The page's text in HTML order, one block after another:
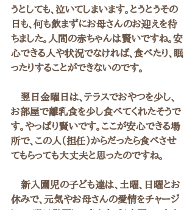
うとしても、泣いてしまいます。とうとうその
日も、何も飲まずにお母さんのお迎えを待
ちました。人間の赤ちゃんは賢いですね。安
心できる人や状況でなければ、食べたり、眠
ったりすることができないのです。
翌日金曜日は、テラスでおやつを少し、
お部屋で離乳食を少し食べてくれたそうで
す。やっぱり賢いです。ここが安心できる場
所で、この人（担任）からだったら食べさせ
てもらっても大丈夫と思ったのですね。
新入園児の子ども達は、土曜、日曜とお
休みで、元気やお母さんの愛情をチャージ